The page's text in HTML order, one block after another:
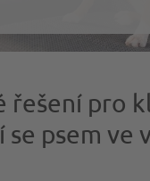
řešení pro
se psem ve